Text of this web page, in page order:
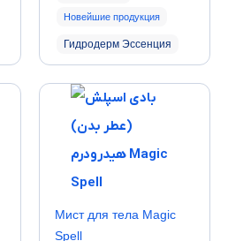
Новейшие продукция
Гидродерм Эссенция
Мист для тела Magic
Spell